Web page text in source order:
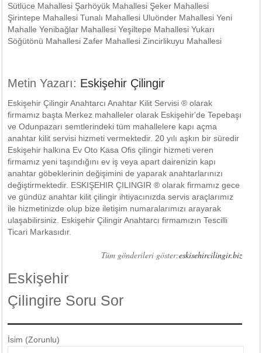
Sütlüce Mahallesi Şarhöyük Mahallesi Şeker Mahallesi
Şirintepe Mahallesi Tunalı Mahallesi Uluönder Mahallesi Yeni
Mahalle Yenibağlar Mahallesi Yeşiltepe Mahallesi Yukarı
Söğütönü Mahallesi Zafer Mahallesi Zincirlikuyu Mahallesi
Metin Yazarı: Eskişehir Çilingir
Eskişehir Çilingir Anahtarcı Anahtar Kilit Servisi ® olarak
firmamız başta Merkez mahalleler olarak Eskişehir'de Tepebaşı
ve Odunpazarı semtlerindeki tüm mahallelere kapı açma
anahtar kilit servisi hizmeti vermektedir. 20 yılı aşkın bir süredir
Eskişehir halkına Ev Oto Kasa Ofis çilingir hizmeti veren
firmamız yeni taşındığını ev iş veya apart dairenizin kapı
anahtar göbeklerinin değişimini de yaparak anahtarlarınızı
değiştirmektedir. ESKIŞEHIR ÇILINGIR ® olarak firmamız gece
ve gündüz anahtar kilit çilingir ihtiyacınızda servis araçlarımız
ile hizmetinizde olup bize iletişim numaralarımızı arayarak
ulaşabilirsiniz. Eskişehir Çilingir Anahtarcı firmamızın Tescilli
Ticari Markasıdır.
Tüm gönderileri göster:eskisehircilingir.biz
Eskişehir
Çilingire Soru Sor
İsim (Zorunlu)